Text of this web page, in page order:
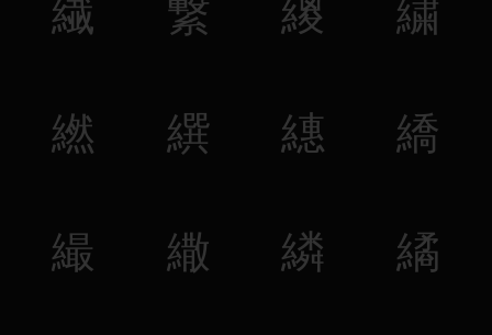
繊 繋 繌 繍
繎 繏 繐 繑
繓 繖 繗 繘